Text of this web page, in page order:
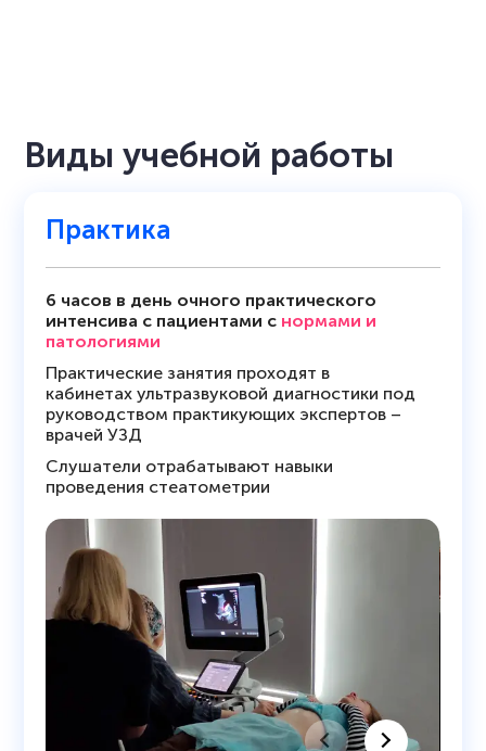
Виды учебной работы
Практика
6 часов в день очного практического
интенсива с пациентами с нормами и
патологиями
Практические занятия проходят в
кабинетах ультразвуковой диагностики под
руководством практикующих экспертов –
врачей УЗД
Слушатели отрабатывают навыки
проведения стеатометрии